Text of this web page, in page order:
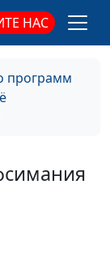
НАС
программ
#188
#187
#186
#183